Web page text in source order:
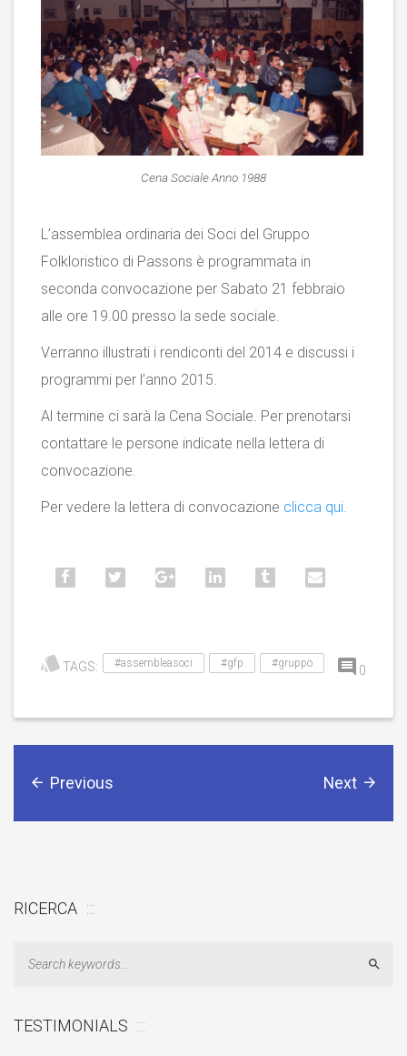
Cena Sociale Anno 1988
L’assemblea ordinaria dei Soci del Gruppo
Folkloristico di Passons è programmata in
seconda convocazione per Sabato 21 febbraio
alle ore 19.00 presso la sede sociale.
Verranno illustrati i rendiconti del 2014 e discussi i
programmi per l’anno 2015.
Al termine ci sarà la Cena Sociale. Per prenotarsi
contattare le persone indicate nella lettera di
convocazione.
Per vedere la lettera di convocazione clicca qui.
TAGS: #assembleasoci #gfp #gruppo 0
Previous Next
RICERCA
TESTIMONIALS